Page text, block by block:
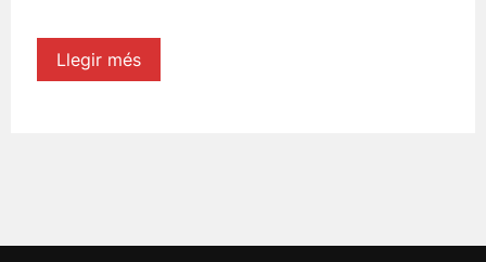
Llegir més